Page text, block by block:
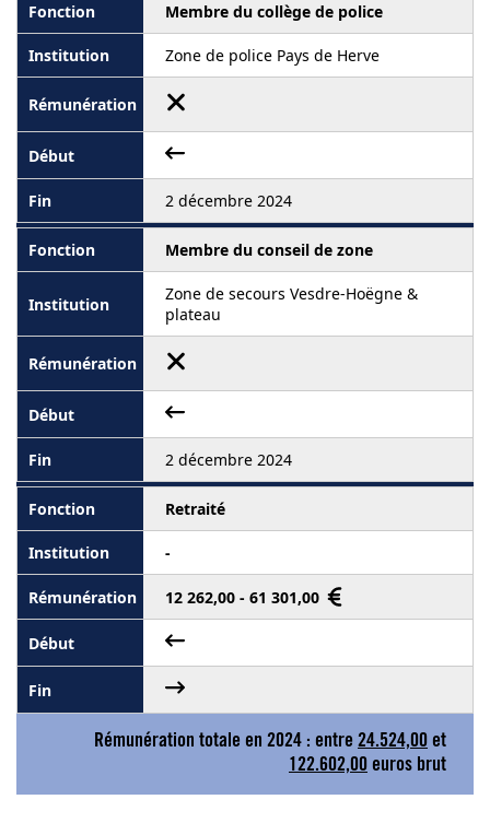
Membre du collège de police
Zone de police Pays de Herve
2 décembre 2024
Membre du conseil de zone
Zone de secours Vesdre-Hoëgne &
plateau
2 décembre 2024
Retraité
-
12 262,00 - 61 301,00
Rémunération totale en 2024 : entre 24.524,00 et
122.602,00 euros brut